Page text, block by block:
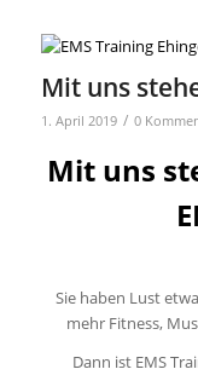
Mit uns
1. April 2019 / 0
Mit uns
Sie haben Lust
mehr Fitness,
Dann ist EMS